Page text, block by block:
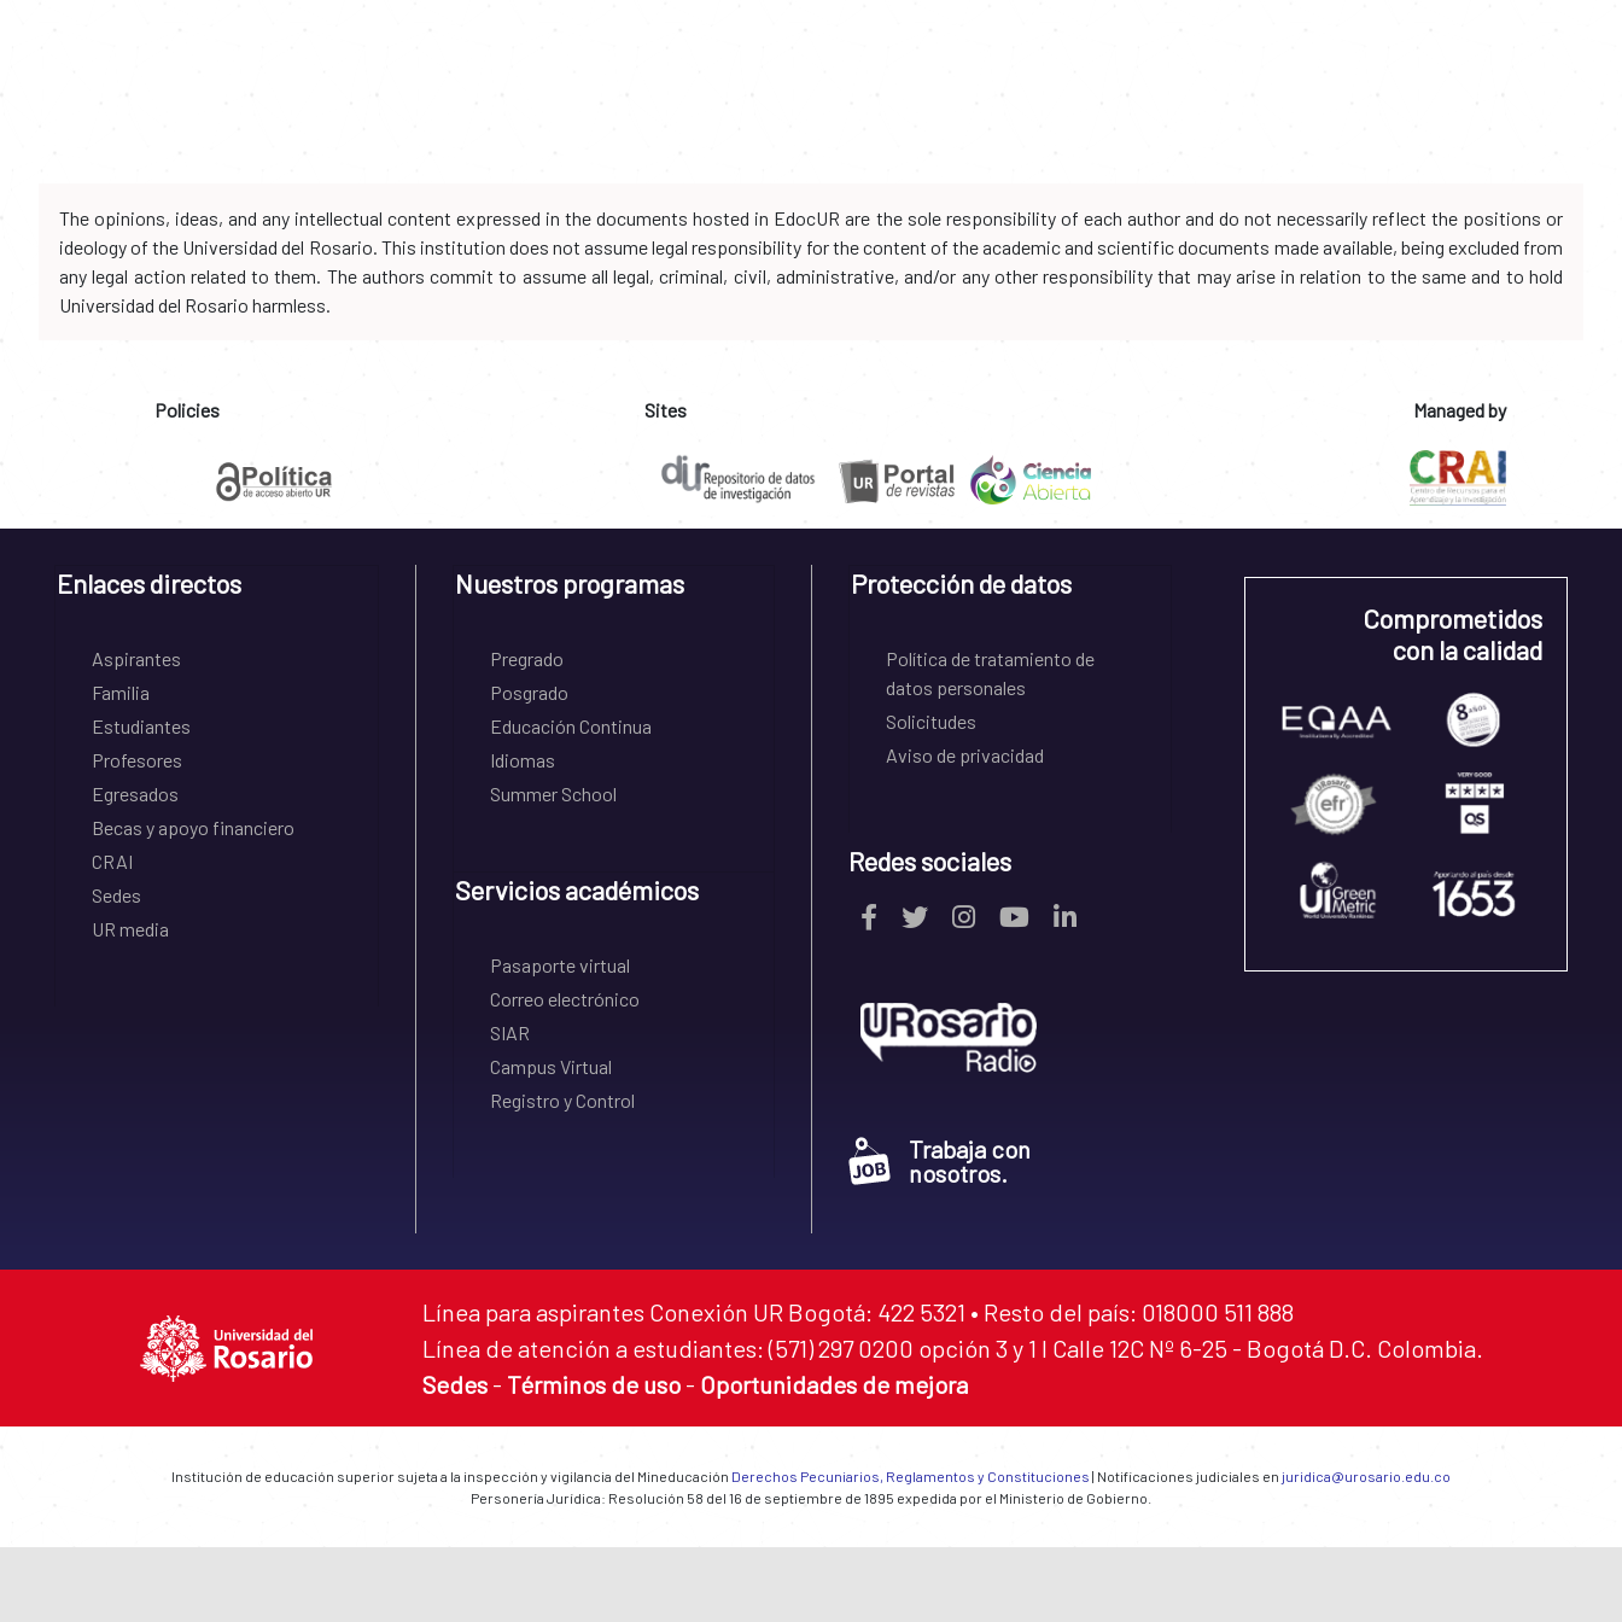
The opinions, ideas, and any intellectual content expressed in the documents hosted in EdocUR are the sole responsibility of each author and do not necessarily reflect the positions or
ideology of the Universidad del Rosario. This institution does not assume legal responsibility for the content of the academic and scientific documents made available, being excluded from
any legal action related to them. The authors commit to assume all legal, criminal, civil, administrative, and/or any other responsibility that may arise in relation to the same and to hold
Universidad del Rosario harmless.
Policies Sites Managed by
Enlaces directos
Aspirantes
Familia
Estudiantes
Profesores
Egresados
Becas y apoyo financiero
CRAI
Sedes
UR media
Nuestros programas
Pregrado
Posgrado
Educación Continua
Idiomas
Summer School
Servicios académicos
Pasaporte virtual
Correo electrónico
SIAR
Campus Virtual
Registro y Control
Protección de datos
Política de tratamiento de
datos personales
Solicitudes
Aviso de privacidad
Redes sociales
Trabaja con
nosotros.
Comprometidos
con la calidad
Línea para aspirantes Conexión UR Bogotá: 422 5321 • Resto del país: 018000 511 888
Línea de atención a estudiantes: (571) 297 0200 opción 3 y 1 I Calle 12C Nº 6-25 - Bogotá D.C. Colombia.
Sedes - Términos de uso - Oportunidades de mejora
Institución de educación superior sujeta a la inspección y vigilancia del Mineducación Derechos Pecuniarios, Reglamentos y Constituciones | Notificaciones judiciales en juridica@urosario.edu.co
Personería Jurídica: Resolución 58 del 16 de septiembre de 1895 expedida por el Ministerio de Gobierno.